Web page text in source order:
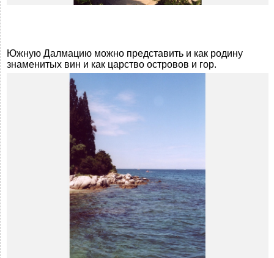
Южную Далмацию можно представить и как родину
знаменитых вин и как царство островов и гор.